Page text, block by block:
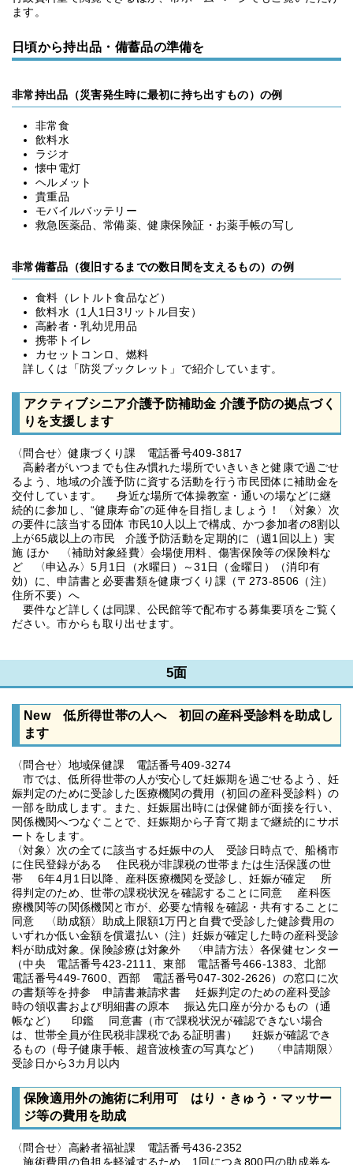
ます。
日頃から持出品・備蓄品の準備を
非常持出品（災害発生時に最初に持ち出すもの）の例
非常食
飲料水
ラジオ
懐中電灯
ヘルメット
貴重品
モバイルバッテリー
救急医薬品、常備薬、健康保険証・お薬手帳の写し
非常備蓄品（復旧するまでの数日間を支えるもの）の例
食料（レトルト食品など）
飲料水（1人1日3リットル目安）
高齢者・乳幼児用品
携帯トイレ
カセットコンロ、燃料
詳しくは「防災ブックレット」で紹介しています。
アクティブシニア介護予防補助金 介護予防の拠点づく
りを支援します
〈問合せ〉健康づくり課 電話番号409-3817
高齢者がいつまでも住み慣れた場所でいきいきと健康で過ごせ
るよう、地域の介護予防に資する活動を行う市民団体に補助金を
交付しています。 身近な場所で体操教室・通いの場などに継
続的に参加し、“健康寿命”の延伸を目指しましょう！ 〈対象〉次
の要件に該当する団体 市民10人以上で構成、かつ参加者の8割以
上が65歳以上の市民 介護予防活動を定期的に（週1回以上）実
施 ほか 〈補助対象経費〉会場使用料、傷害保険等の保険料な
ど 〈申込み〉5月1日（水曜日）～31日（金曜日）（消印有
効）に、申請書と必要書類を健康づくり課（〒273-8506（注）
住所不要）へ
要件など詳しくは同課、公民館等で配布する募集要項をご覧く
ださい。市からも取り出せます。
5面
New 低所得世帯の人へ 初回の産科受診料を助成し
ます
〈問合せ〉地域保健課 電話番号409-3274
市では、低所得世帯の人が安心して妊娠期を過ごせるよう、妊
娠判定のために受診した医療機関の費用（初回の産科受診料）の
一部を助成します。また、妊娠届出時には保健師が面接を行い、
関係機関へつなぐことで、妊娠期から子育て期まで継続的にサポ
ートをします。
〈対象〉次の全てに該当する妊娠中の人 受診日時点で、船橋市
に住民登録がある 住民税が非課税の世帯または生活保護の世
帯 6年4月1日以降、産科医療機関を受診し、妊娠が確定 所
得判定のため、世帯の課税状況を確認することに同意 産科医
療機関等の関係機関と市が、必要な情報を確認・共有することに
同意 〈助成額〉助成上限額1万円と自費で受診した健診費用の
いずれか低い金額を償還払い（注）妊娠が確定した時の産科受診
料が助成対象。保険診療は対象外 〈申請方法〉各保健センター
（中央 電話番号423-2111、東部 電話番号466-1383、北部
電話番号449-7600、西部 電話番号047-302-2626）の窓口に次
の書類等を持参 申請書兼請求書 妊娠判定のための産科受診
時の領収書および明細書の原本 振込先口座が分かるもの（通
帳など） 印鑑 同意書（市で課税状況が確認できない場合
は、世帯全員が住民税非課税である証明書） 妊娠が確認でき
るもの（母子健康手帳、超音波検査の写真など） 〈申請期限〉
受診日から3カ月以内
保険適用外の施術に利用可 はり・きゅう・マッサー
ジ等の費用を助成
〈問合せ〉高齢者福祉課 電話番号436-2352
施術費用の負担を軽減するため、1回につき800円の助成券を